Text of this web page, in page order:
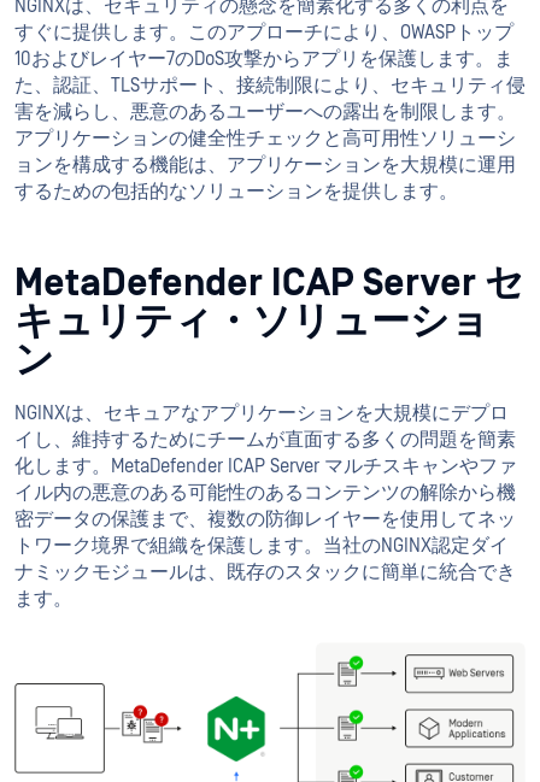
NGINXは、セキュリティの懸念を簡素化する多くの利点を
すぐに提供します。このアプローチにより、OWASPトップ
10およびレイヤー7のDoS攻撃からアプリを保護します。ま
た、認証、TLSサポート、接続制限により、セキュリティ侵
害を減らし、悪意のあるユーザーへの露出を制限します。
アプリケーションの健全性チェックと高可用性ソリューシ
ョンを構成する機能は、アプリケーションを大規模に運用
するための包括的なソリューションを提供します。
MetaDefender ICAP Server セ
キュリティ・ソリューショ
ン
NGINXは、セキュアなアプリケーションを大規模にデプロ
イし、維持するためにチームが直面する多くの問題を簡素
化します。MetaDefender ICAP Server マルチスキャンやファ
イル内の悪意のある可能性のあるコンテンツの解除から機
密データの保護まで、複数の防御レイヤーを使用してネッ
トワーク境界で組織を保護します。当社のNGINX認定ダイ
ナミックモジュールは、既存のスタックに簡単に統合でき
ます。